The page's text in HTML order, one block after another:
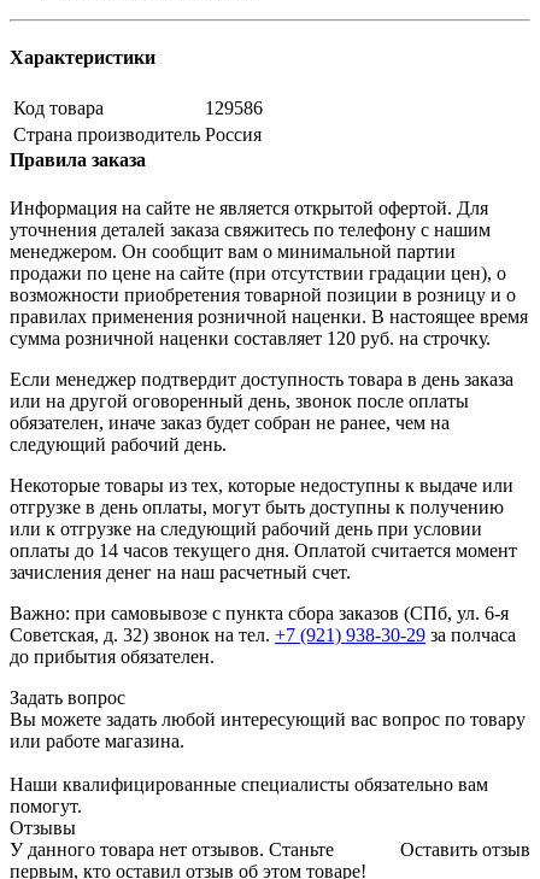
Характеристики
Код товара
129586
Страна производитель Россия
Правила заказа
Информация на сайте не является открытой офертой. Для
уточнения деталей заказа свяжитесь по телефону с нашим
менеджером. Он сообщит вам о минимальной партии
продажи по цене на сайте (при отсутствии градации цен), о
возможности приобретения товарной позиции в розницу и о
правилах применения розничной наценки. В настоящее время
сумма розничной наценки составляет 120 руб. на строчку.
Если менеджер подтвердит доступность товара в день заказа
или на другой оговоренный день, звонок после оплаты
обязателен, иначе заказ будет собран не ранее, чем на
следующий рабочий день.
Некоторые товары из тех, которые недоступны к выдаче или
отгрузке в день оплаты, могут быть доступны к получению
или к отгрузке на следующий рабочий день при условии
оплаты до 14 часов текущего дня. Оплатой считается момент
зачисления денег на наш расчетный счет.
Важно: при самовывозе с пункта сборa заказов (СПб, ул. 6-я
Советская, д. 32) звонок на тел. +7 (921) 938-30-29 за полчаса
до прибытия обязателен.
Задать вопрос
Вы можете задать любой интересующий вас вопрос по товару
или работе магазина.
Наши квалифицированные специалисты обязательно вам
помогут.
Отзывы
Оставить отзыв
У данного товара нет отзывов. Станьте
первым, кто оставил отзыв об этом товаре!